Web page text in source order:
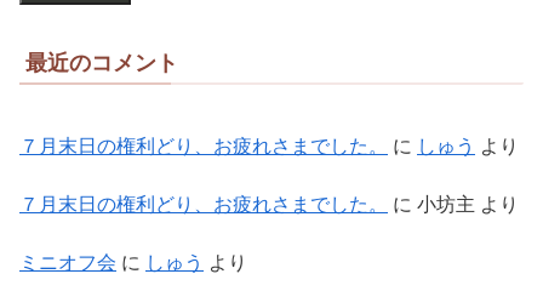
最近のコメント
７月末日の権利どり、お疲れさまでした。 に しゅう より
７月末日の権利どり、お疲れさまでした。 に 小坊主 より
ミニオフ会 に しゅう より